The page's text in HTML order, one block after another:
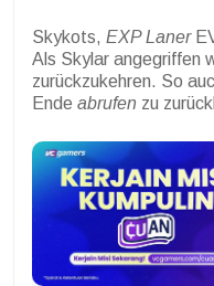
Skykots, EXP Laner
Als Skylar angegriffen
zurückzukehren. So
Ende abrufen zu